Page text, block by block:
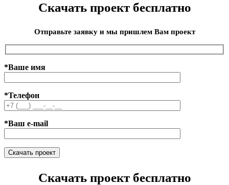
Скачать проект бесплатно
Отправьте заявку и мы пришлем Вам проект
*Ваше имя
*Телефон
*Ваш e-mail
Скачать проект бесплатно